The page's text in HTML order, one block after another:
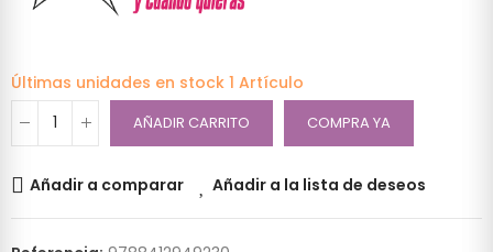
Últimas unidades en stock 1 Artículo
AÑADIR CARRITO COMPRA YA
Añadir a comparar Añadir a la lista de deseos